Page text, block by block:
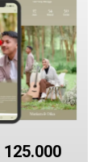
125.000